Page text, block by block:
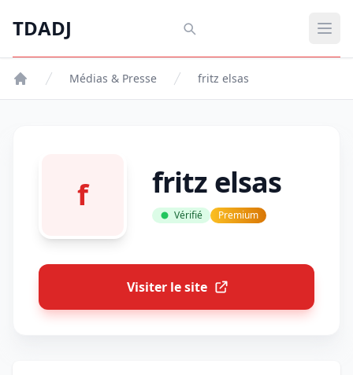
TDADJ
TDADJ
Médias & Presse fritz elsas
f fritz elsas
Vérifié Premium
Visiter le site